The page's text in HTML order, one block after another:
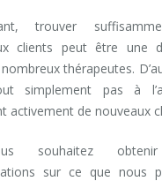
trouver
clients peut être une
thérapeutes.
simplement pas à
activement de nouveaux
souhaitez
sur ce que nous